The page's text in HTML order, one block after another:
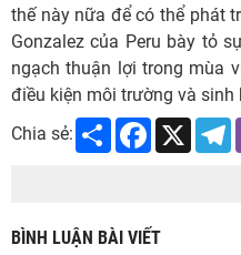
thế này nữa để có thể phát
Gonzalez của Peru bày tỏ
ngạch thuận lợi trong mùa
điều kiện môi trường và sinh
Chia sẻ:
Share Facebook
X
BÌNH LUẬN BÀI VIẾT